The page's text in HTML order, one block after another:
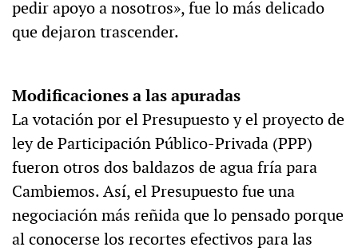
pedir apoyo a nosotros», fue lo más delicado
que dejaron trascender.
Modificaciones a las apuradas
La votación por el Presupuesto y el proyecto de
ley de Participación Público-Privada (PPP)
fueron otros dos baldazos de agua fría para
Cambiemos. Así, el Presupuesto fue una
negociación más reñida que lo pensado porque
al conocerse los recortes efectivos para las